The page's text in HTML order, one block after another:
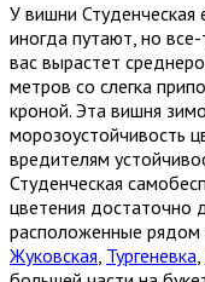
У вишни Студенческая
иногда путают, но
вас вырастет
метров со слегка
кроной. Эта вишня
морозоустойчивость
вредителям
Студенческая
цветения достаточно
расположенные рядом
Жуковская, Тургеневка,